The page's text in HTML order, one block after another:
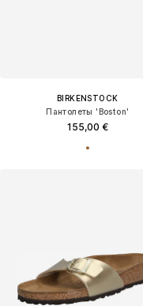
BIRKENSTOCK
Пантолеты 'Boston'
155,00 €